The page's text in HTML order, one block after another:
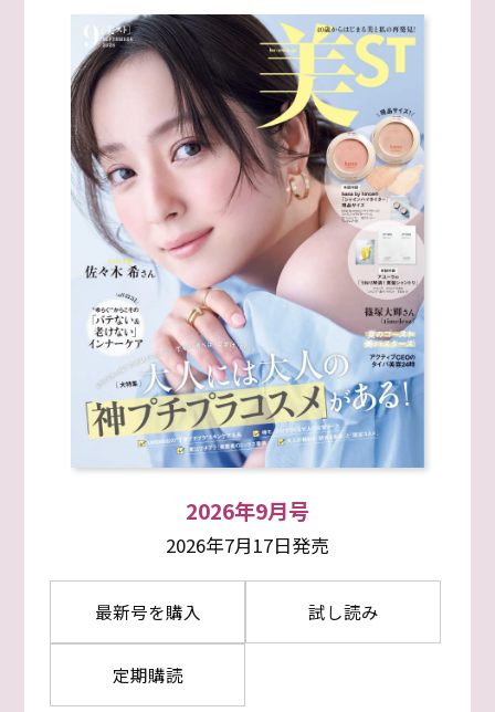
2026年9月号
2026年7月17日発売
最新号を購入 試し読み
定期購読